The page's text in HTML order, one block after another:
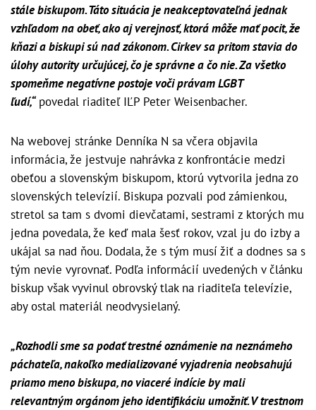
stále biskupom. Táto situácia je neakceptovateľná jednak
vzhľadom na obeť, ako aj verejnosť, ktorá môže mať pocit, že
kňazi a biskupi sú nad zákonom. Cirkev sa pritom stavia do
úlohy autority určujúcej, čo je správne a čo nie. Za všetko
spomeňme negatívne postoje voči právam LGBT
ľudí,“povedal riaditeľ IĽP Peter Weisenbacher.
Na webovej stránke Denníka N sa včera objavila
informácia, že jestvuje nahrávka z konfrontácie medzi
obeťou a slovenským biskupom, ktorú vytvorila jedna zo
slovenských televízií. Biskupa pozvali pod zámienkou,
stretol sa tam s dvomi dievčatami, sestrami z ktorých mu
jedna povedala, že keď mala šesť rokov, vzal ju do izby a
ukájal sa nad ňou. Dodala, že s tým musí žiť a dodnes sa s
tým nevie vyrovnať. Podľa informácií uvedených v článku
biskup však vyvinul obrovský tlak na riaditeľa televízie,
aby ostal materiál neodvysielaný.
„Rozhodli sme sa podať trestné oznámenie na neznámeho
páchateľa, nakoľko medializované vyjadrenia neobsahujú
priamo meno biskupa, no viaceré indície by mali
relevantným orgánom jeho identifikáciu umožniť. V trestnom